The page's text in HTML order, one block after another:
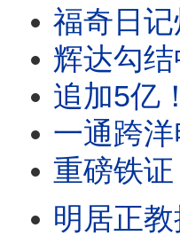
福奇日记炸裂！福奇
辉达勾结中共？
追加5亿！9月川
一通跨洋电话吓坏海
重磅铁证！参议院解密
明居正教授破解